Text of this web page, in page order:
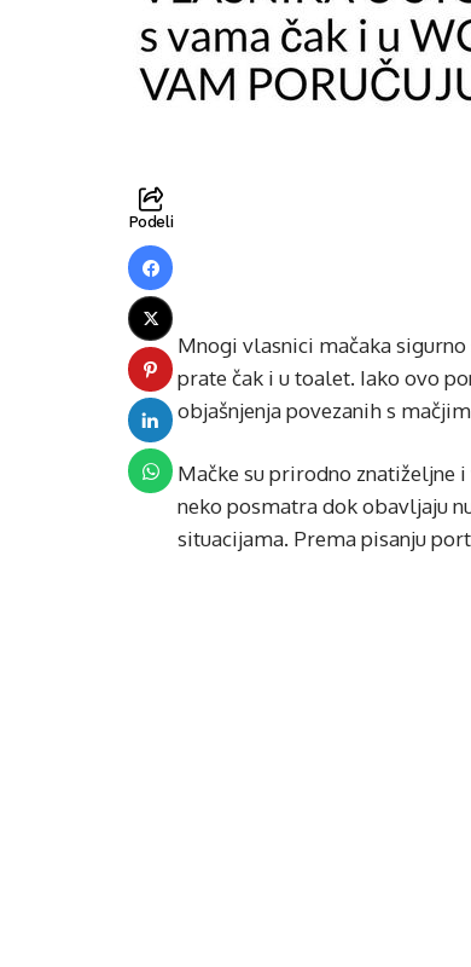
Podeli
Mnogi vlasnici mačaka
prate čak i u toalet. Iako ovo
objašnjenja povezanih s
Mačke su prirodno znatiželjne
neko posmatra dok obavljaju
situacijama. Prema pisanju